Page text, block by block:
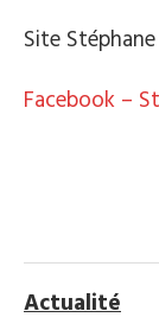
Site
Facebook –
Actualité